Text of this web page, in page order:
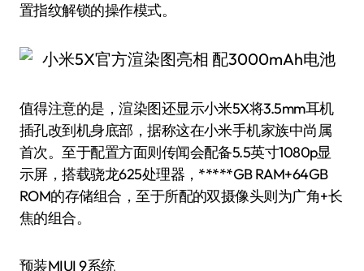
置指纹解锁的操作模式。
值得注意的是，渲染图还显示小米5X将3.5mm耳机
插孔改到机身底部，据称这在小米手机家族中尚属
首次。至于配置方面则传闻会配备5.5英寸1080p显
示屏，搭载骁龙625处理器，*****GB RAM+64GB
ROM的存储组合，至于所配的双摄像头则为广角+长
焦的组合。
预装MIUI 9系统